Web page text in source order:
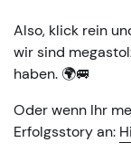
Also, klick rein
wir sind
haben. 🌍🚐
Oder wenn Ihr
Erfolgsstory an: